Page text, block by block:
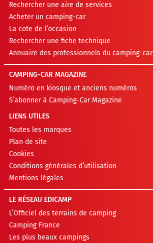
Rechercher une aire de services
Acheter un camping-car
La cote de l’occasion
Rechercher une fiche technique
Annuaire des professionnels du camping-car
CAMPING-CAR MAGAZINE
Numéro en kiosque et anciens numéros
S’abonner à Camping-Car Magazine
LIENS UTILES
Toutes les marques
Plan de site
Cookies
Conditions générales d’utilisation
Mentions légales
LE RÉSEAU EDICAMP
L’Officiel des terrains de camping
Camping France
Les plus beaux campings